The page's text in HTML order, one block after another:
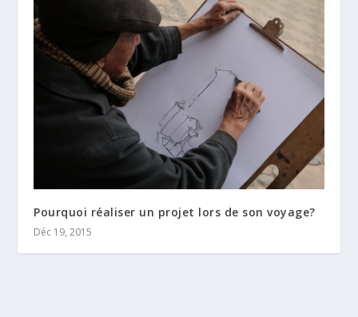
Pourquoi réaliser un projet lors de son voyage?
Déc 19, 2015